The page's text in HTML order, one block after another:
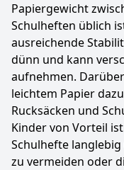
Papiergewicht
Schulheften üblich
ausreichende
dünn und kann
aufnehmen.
leichtem Papier
Rucksäcken und
Kinder von Vorteil
Schulhefte
zu vermeiden oder